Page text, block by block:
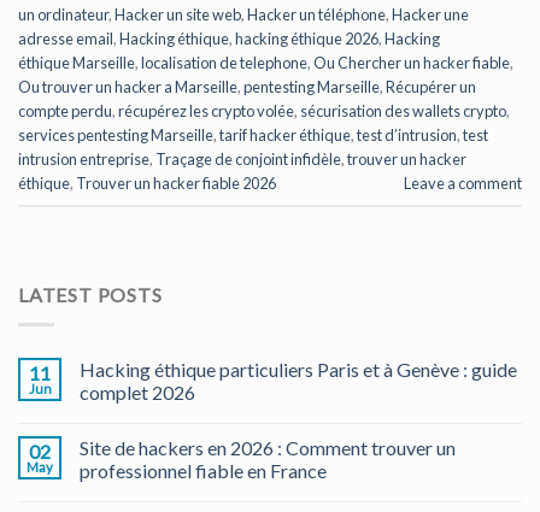
un ordinateur,Hacker un site web,Hacker un téléphone,Hacker une
adresse email,Hacking éthique,hacking éthique 2026,Hacking
éthique Marseille,localisation de telephone,Ou Chercher un hacker fiable,
Ou trouver un hacker a Marseille,pentesting Marseille,Récupérer un
compte perdu,récupérez les crypto volée, sécurisation des wallets crypto,
services pentesting Marseille,tarif hacker éthique,test d’intrusion,test
intrusion entreprise, Traçage de conjoint infidèle,trouver un hacker
éthique, Trouver un hacker fiable 2026 Leave a comment
LATEST POSTS
11
Jun
Hacking éthique particuliers Paris et à Genève : guide
complet 2026
02
May
Site de hackers en 2026 : Comment trouver un
professionnel fiable en France